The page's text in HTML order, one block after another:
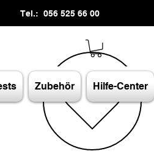
Tel.: 056 525 66 00
Zubehör Hilfe-Center